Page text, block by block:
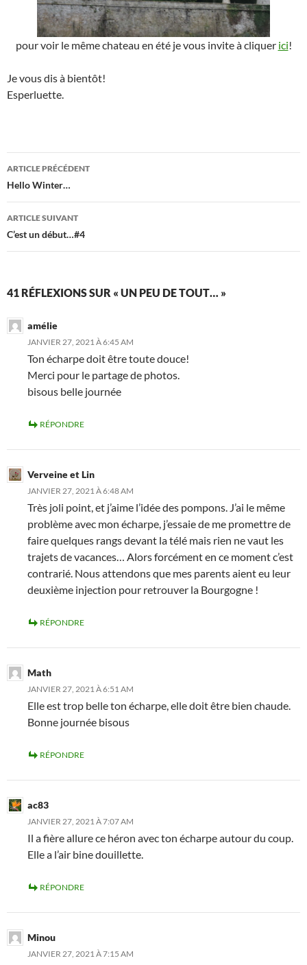
pour voir le même chateau en été je vous invite à cliquer ici!
Je vous dis à bientôt!
Esperluette.
Navigation
des
articles
ARTICLE PRÉCÉDENT
Hello Winter…
ARTICLE SUIVANT
C’est un début…#4
41 RÉFLEXIONS SUR « UN PEU DE TOUT… »
amélie
JANVIER 27, 2021 À 6:45 AM
Ton écharpe doit être toute douce!
Merci pour le partage de photos.
bisous belle journée
RÉPONDRE
Verveine et Lin
JANVIER 27, 2021 À 6:48 AM
Très joli point, et j’aime l’idée des pompons. J’ai le même
problème avec mon écharpe, j’essaie de me promettre de
faire quelques rangs devant la télé mais rien ne vaut les
trajets de vacances… Alors forcément en ce moment c’est
contrarié. Nous attendons que mes parents aient eu leur
deuxième injection pour retrouver la Bourgogne !
RÉPONDRE
Math
JANVIER 27, 2021 À 6:51 AM
Elle est trop belle ton écharpe, elle doit être bien chaude.
Bonne journée bisous
RÉPONDRE
ac83
JANVIER 27, 2021 À 7:07 AM
Il a fière allure ce héron avec ton écharpe autour du coup.
Elle a l’air bine douillette.
RÉPONDRE
Minou
JANVIER 27, 2021 À 7:15 AM